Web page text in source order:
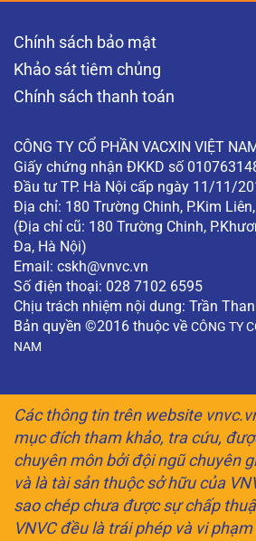
Chính sách bảo mật
Khảo sát tiêm chủng
Chính sách thanh toán
CÔNG TY CỔ PHẦN VACXIN VIỆT
Giấy chứng nhận ĐKKD số
Đầu tư TP. Hà Nội cấp ngày 11/11/
Địa chỉ: 180 Trường Chinh, P.Kim
(Địa chỉ cũ: 180 Trường Chinh,
Đa, Hà Nội)
Email: cskh@vnvc.vn
Số điện thoại: 028 7102 6595
Chịu trách nhiệm nội dung: Trần
Bản quyền ©2016 thuộc về CÔNG TY
NAM
Các thông tin trên website
mục đích tham khảo, tra cứu,
chuyên môn bởi đội ngũ chuyên
và là tài sản thuộc sở hữu của
sao chép chưa được sự chấp
VNVC đều là trái phép và vi